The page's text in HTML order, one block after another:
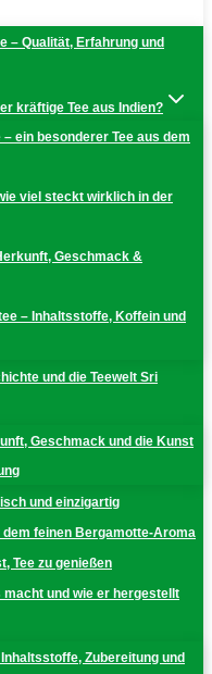
– Qualität, Erfahrung und
kräftige Tee aus Indien?
ein besonderer Tee aus dem
viel steckt wirklich in der
Geschmack &
– Inhaltsstoffe, Koffein und
und die Teewelt Sri
Geschmack und die Kunst
und einzigartig
feinen Bergamotte-Aroma
Tee zu genießen
und wie er hergestellt
Zubereitung und